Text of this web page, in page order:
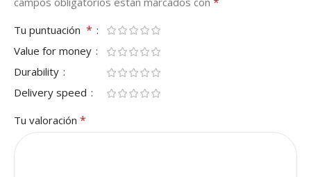
Tu puntuación *
Value for money
Durability
Delivery speed
Tu valoración *